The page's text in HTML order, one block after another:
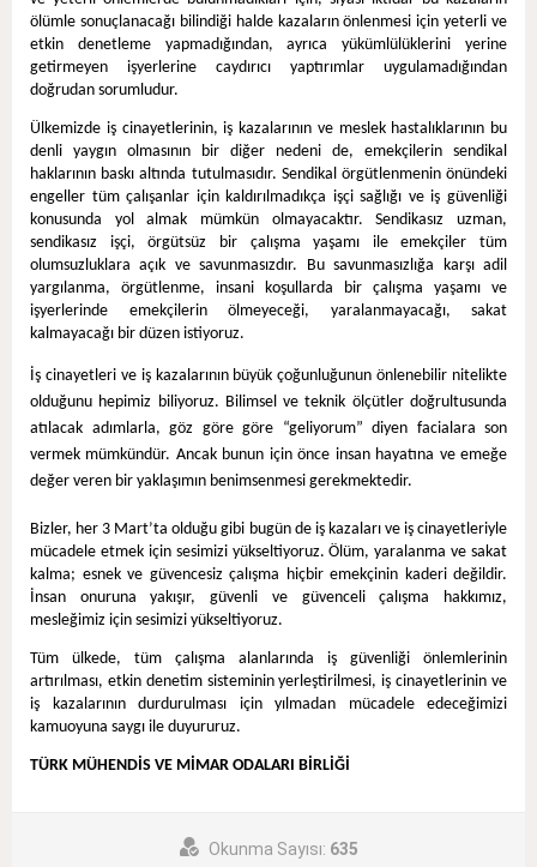
ölümle sonuçlanacağı bilindiği halde kazaların önlenmesi için yeterli ve
etkin denetleme yapmadığından, ayrıca yükümlülüklerini yerine
getirmeyen işyerlerine caydırıcı yaptırımlar uygulamadığından
doğrudan sorumludur.
Ülkemizde iş cinayetlerinin, iş kazalarının ve meslek hastalıklarının bu
denli yaygın olmasının bir diğer nedeni de, emekçilerin sendikal
haklarının baskı altında tutulmasıdır. Sendikal örgütlenmenin önündeki
engeller tüm çalışanlar için kaldırılmadıkça işçi sağlığı ve iş güvenliği
konusunda yol almak mümkün olmayacaktır. Sendikasız uzman,
sendikasız işçi, örgütsüz bir çalışma yaşamı ile emekçiler tüm
olumsuzluklara açık ve savunmasızdır. Bu savunmasızlığa karşı adil
yargılanma, örgütlenme, insani koşullarda bir çalışma yaşamı ve
işyerlerinde emekçilerin ölmeyeceği, yaralanmayacağı, sakat
kalmayacağı bir düzen istiyoruz.
İş cinayetleri ve iş kazalarının büyük çoğunluğunun önlenebilir nitelikte
olduğunu hepimiz biliyoruz. Bilimsel ve teknik ölçütler doğrultusunda
atılacak adımlarla, göz göre göre “geliyorum” diyen facialara son
vermek mümkündür. Ancak bunun için önce insan hayatına ve emeğe
değer veren bir yaklaşımın benimsenmesi gerekmektedir.
Bizler, her 3 Mart’ta olduğu gibi bugün de iş kazaları ve iş cinayetleriyle
mücadele etmek için sesimizi yükseltiyoruz. Ölüm, yaralanma ve sakat
kalma; esnek ve güvencesiz çalışma hiçbir emekçinin kaderi değildir.
İnsan onuruna yakışır, güvenli ve güvenceli çalışma hakkımız,
mesleğimiz için sesimizi yükseltiyoruz.
Tüm ülkede, tüm çalışma alanlarında iş güvenliği önlemlerinin
artırılması, etkin denetim sisteminin yerleştirilmesi, iş cinayetlerinin ve
iş kazalarının durdurulması için yılmadan mücadele edeceğimizi
kamuoyuna saygı ile duyururuz.
TÜRK MÜHENDİS VE MİMAR ODALARI BİRLİĞİ
Okunma Sayısı: 635